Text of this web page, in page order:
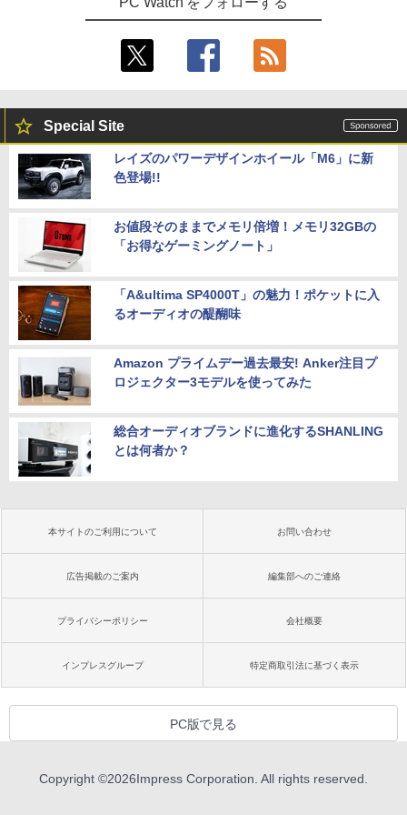
Special Site
レイズのパワーデザインホイール「M6」に新
色登場!!
お値段そのままでメモリ倍増！メモリ32GBの
「お得なゲーミングノート」
「A&ultima SP4000T」の魅力！ポケットに入
るオーディオの醍醐味
Amazon プライムデー過去最安! Anker注目プ
ロジェクター3モデルを使ってみた
総合オーディオブランドに進化するSHANLING
とは何者か？
本サイトのご利用について お問い合わせ
広告掲載のご案内 編集部へのご連絡
プライバシーポリシー 会社概要
インプレスグループ 特定商取引法に基づく表示
PC版で見る
Copyright ©2026Impress Corporation. All rights reserved.